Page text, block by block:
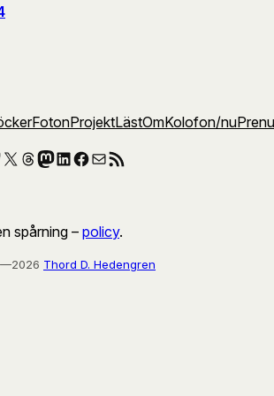
FotonProjektLästOmKolofon/nu
X Threads
Mastodon
LinkedIn
Facebook
E-postRSS-flöde
spårning –policy.
Thord D. Hedengren